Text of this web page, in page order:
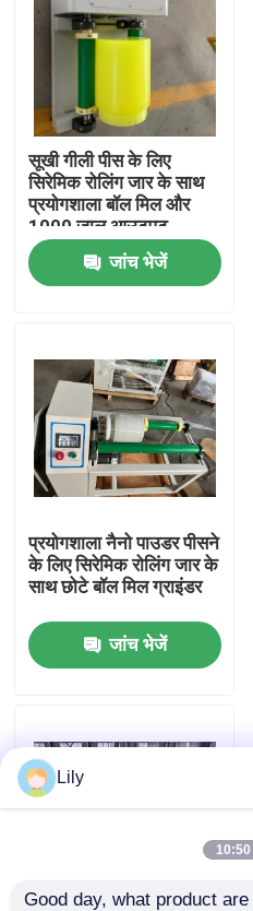
होम
हमारे बारे में
फैक्टरी यात्रा
गुणवत्ता नियंत्रण
हमसे संपर्क करें
ग्रहों की गेंद मिल
लैब बॉल मिल
सूखी गीली पीस के लिए
सिरेमिक रोलिंग जार के साथ
प्रयोगशाला बॉल मिल और
1000 जाल आउटपुट
जांच भेजें
प्रयोगशाला नैनो पाउडर पीसने
के लिए सिरेमिक रोलिंग जार के
साथ छोटे बॉल मिल ग्राइंडर
जांच भेजें
Lily
10:50
Good day, what product